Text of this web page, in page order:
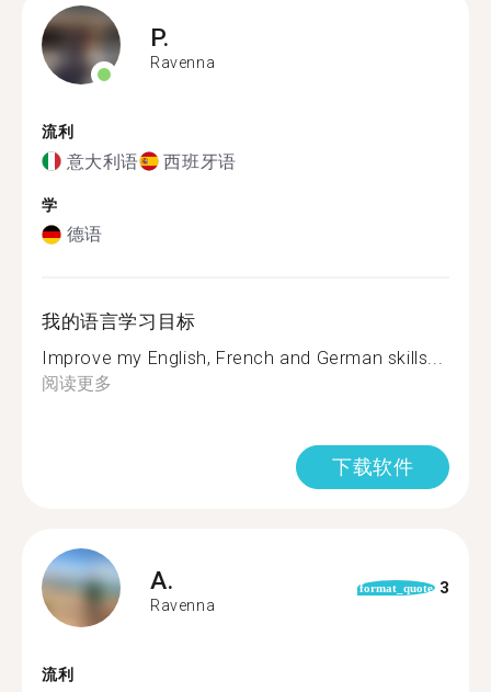
P.
Ravenna
流利
意大利语 西班牙语
学
德语
我的语言学习目标
Improve my English, French and German skills...
阅读更多
下载软件
A.
Ravenna
format_quote 3
流利